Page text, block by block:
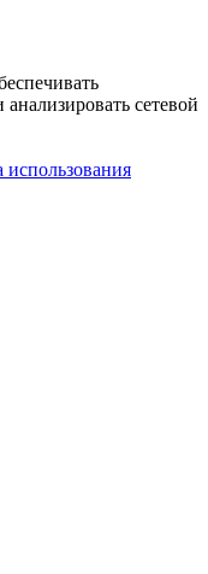
сетевой
использования